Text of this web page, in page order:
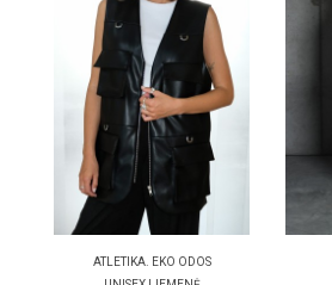
ATLETIKA. EKO ODOS